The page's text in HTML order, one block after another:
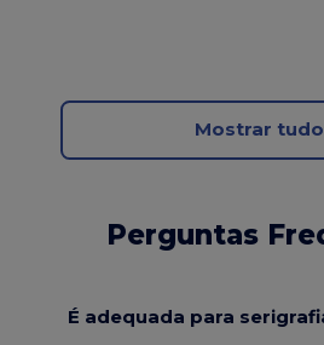
Mostrar tudo
Perguntas
É adequada para